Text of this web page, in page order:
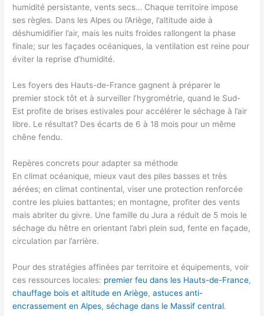
humidité persistante, vents secs… Chaque territoire impose
ses règles. Dans les Alpes ou l’Ariège, l’altitude aide à
déshumidifier l’air, mais les nuits froides rallongent la phase
finale; sur les façades océaniques, la ventilation est reine pour
éviter la reprise d’humidité.
Les foyers des Hauts-de-France gagnent à préparer le
premier stock tôt et à surveiller l’hygrométrie, quand le Sud-
Est profite de brises estivales pour accélérer le séchage à l’air
libre. Le résultat? Des écarts de 6 à 18 mois pour un même
chêne fendu.
Repères concrets pour adapter sa méthode
En climat océanique, mieux vaut des piles basses et très
aérées; en climat continental, viser une protection renforcée
contre les pluies battantes; en montagne, profiter des vents
mais abriter du givre. Une famille du Jura a réduit de 5 mois le
séchage du hêtre en orientant l’abri plein sud, fente en façade,
circulation par l’arrière.
Pour des stratégies affinées par territoire et équipements, voir
ces ressources locales: premier feu dans les Hauts-de-France,
chauffage bois et altitude en Ariège,astuces anti-
encrassement en Alpes,séchage dans le Massif central.